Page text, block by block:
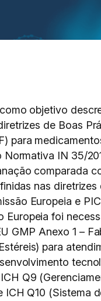
objetivo
de Boas
para
Normativa IN 35/
comparada
nas diretrizes
Europeia e
Europeia foi
GMP Anexo 1 –
para
Q9
ICH Q10 (Sistema